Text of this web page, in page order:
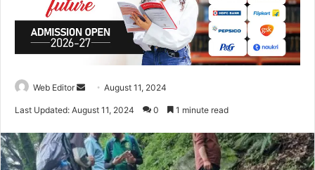
Web Editor
d
a
August 11, 2024
Last Updated: August 11, 2024 0 1 minute read